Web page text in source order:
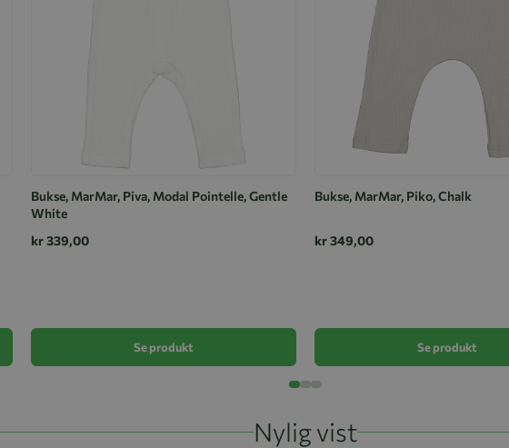
Bukse, MarMar, Piva, Modal Pointelle, Gentle
White
kr 339,00
Se produkt
Bukse, MarMar, Piko, Chalk
kr 349,00
Se produkt
Nylig vist